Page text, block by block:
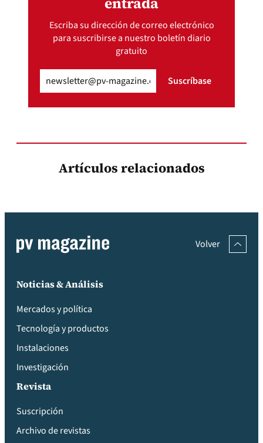
Escriba su dirección de correo electrónico
para suscribirse a nuestro boletín diario
gratuito
(Obligatorio) Suscríbase
Artículos relacionados
Volver
Noticias & Análisis
Mercados y política
Tecnología y productos
Instalaciones
Investigación
Revista
Suscripción
Archivo de revistas